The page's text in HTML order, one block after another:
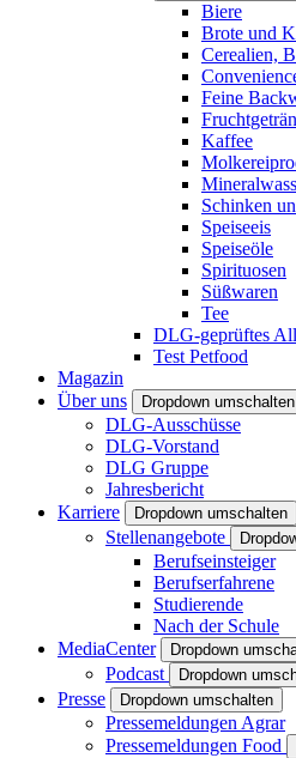
Biere
Brote und
Cerealien,
Feine
Kaffee
Schinken
Speiseeis
Speiseöle
Spirituosen
Süßwaren
Tee
DLG-geprüftes
Test Petfood
Magazin
Über uns
Dropdown umschalten
DLG-Ausschüsse
DLG-Vorstand
DLG Gruppe
Jahresbericht
Karriere
Dropdown umschalten
Stellenangebote
Berufseinsteiger
Berufserfahrene
Studierende
Nach der Schule
MediaCenter
Dropdown
Podcast Dropdown
Presse Dropdown umschalten
Pressemeldungen Agrar
Pressemeldungen Food